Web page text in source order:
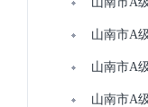
山南市A
山南市A
山南市A